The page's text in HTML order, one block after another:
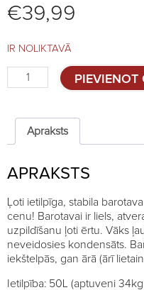
€39,99
IR NOLIKTAVĀ
Barotava
KUBIC
50L
quantity
PIEVIENOT
Apraksts
APRAKSTS
Ļoti ietilpīga, stabila
cenu! Barotavai ir liels,
uzpildīšanu ļoti ērtu. Vāks
neveidosies kondensāts.
iekštelpās, gan ārā (ārī
Ietilpība: 50L (aptuveni